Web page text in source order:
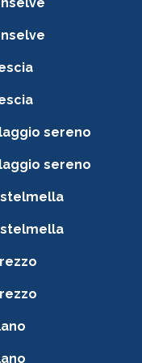
sereno
sereno